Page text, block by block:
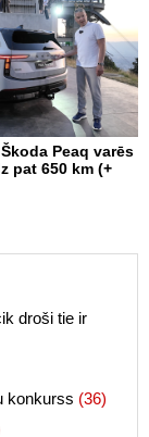
Peaq varēs
pat 650 km (+
droši tie ir
konkurss (36)